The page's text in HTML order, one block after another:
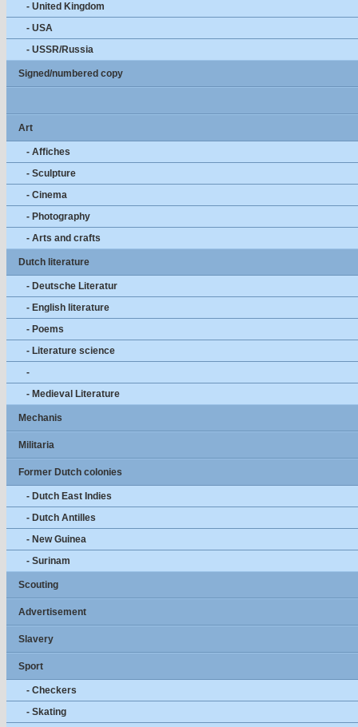
- United Kingdom
- USA
- USSR/Russia
Signed/numbered copy
Art
- Affiches
- Sculpture
- Cinema
- Photography
- Arts and crafts
Dutch literature
- Deutsche Literatur
- English literature
- Poems
- Literature science
-
- Medieval Literature
Mechanis
Militaria
Former Dutch colonies
- Dutch East Indies
- Dutch Antilles
- New Guinea
- Surinam
Scouting
Advertisement
Slavery
Sport
- Checkers
- Skating